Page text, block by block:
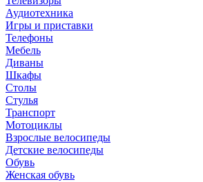
Аудиотехника
Игры и приставки
Телефоны
Мебель
Диваны
Шкафы
Столы
Стулья
Транспорт
Мотоциклы
Взрослые велосипеды
Детские велосипеды
Обувь
Женская обувь